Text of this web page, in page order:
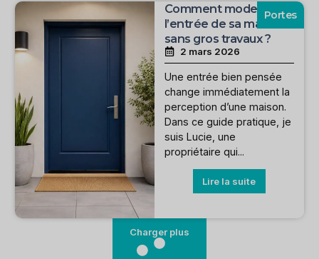
Portes
Comment moderniser
l’entrée de sa maison
sans gros travaux ?
2 mars 2026
Une entrée bien pensée
change immédiatement la
perception d’une maison.
Dans ce guide pratique, je
suis Lucie, une
propriétaire qui...
Lire la suite
Charger plus